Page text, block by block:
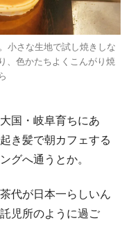
小さな生地で試し焼きしな
、色かたちよくこんがり焼
国・岐阜育ちにあ
き髪で朝カフェする
グへ通うとか。
代が日本一らしいん
児所のように過ご